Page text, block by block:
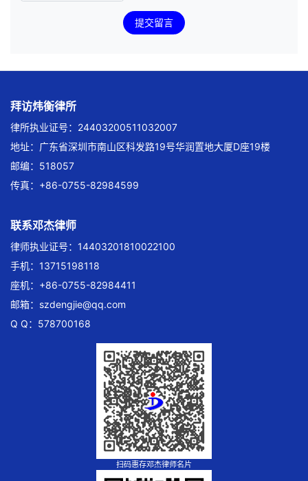
提交留言
拜访炜衡律所
律所执业证号：24403200511032007
地址：广东省深圳市南山区科发路19号华润置地大厦D座19楼
邮编：518057
传真：+86-0755-82984599
联系邓杰律师
律师执业证号：14403201810022100
手机：13715198118
座机：+86-0755-82984411
邮箱： szdengjie@qq.com
Q Q：578700168
扫码惠存邓杰律师名片